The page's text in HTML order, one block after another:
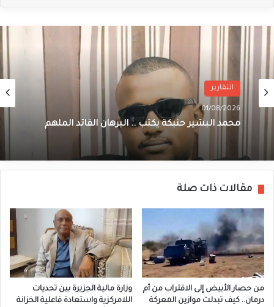
التقارير
01/08/2026
محمد البشير حنبكة يكتب .. البرهان القائد الملهم
مقالات ذات صلة
من حصار الأبيض إلى الاقتراب من أم
درمان.. كيف تبدلت موازين المعركة
وزارة مالية الجزيرة بين تحديات
اللامركزية واستعادة فاعلية الخزانة